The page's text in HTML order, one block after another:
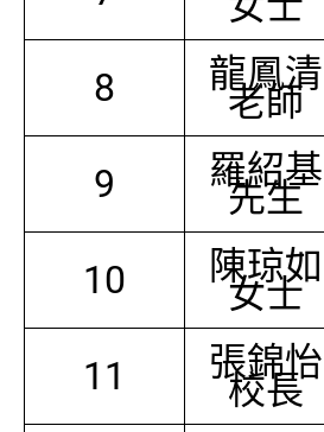
8 龍鳳清
老師
9 羅紹基
先生
10 陳琼如
女士
11 張錦怡
校長